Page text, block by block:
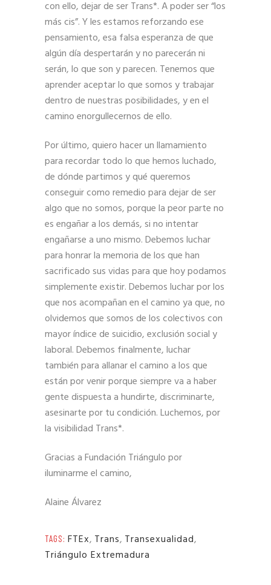
con ello, dejar de ser Trans*. A poder ser “los
más cis”. Y les estamos reforzando ese
pensamiento, esa falsa esperanza de que
algún día despertarán y no parecerán ni
serán, lo que son y parecen. Tenemos que
aprender aceptar lo que somos y trabajar
dentro de nuestras posibilidades, y en el
camino enorgullecernos de ello.
Por último, quiero hacer un llamamiento
para recordar todo lo que hemos luchado,
de dónde partimos y qué queremos
conseguir como remedio para dejar de ser
algo que no somos, porque la peor parte no
es engañar a los demás, si no intentar
engañarse a uno mismo. Debemos luchar
para honrar la memoria de los que han
sacrificado sus vidas para que hoy podamos
simplemente existir. Debemos luchar por los
que nos acompañan en el camino ya que, no
olvidemos que somos de los colectivos con
mayor índice de suicidio, exclusión social y
laboral. Debemos finalmente, luchar
también para allanar el camino a los que
están por venir porque siempre va a haber
gente dispuesta a hundirte, discriminarte,
asesinarte por tu condición. Luchemos, por
la visibilidad Trans*.
Gracias a Fundación Triángulo por
iluminarme el camino,
Alaine Álvarez
TAGS: FTEx, Trans, Transexualidad,
Triángulo Extremadura